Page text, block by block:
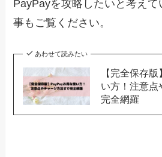
PayPayを攻略したいと考え
事もご覧ください。
あわせて読みたい
【完全保存
い方！注意点
完全網羅